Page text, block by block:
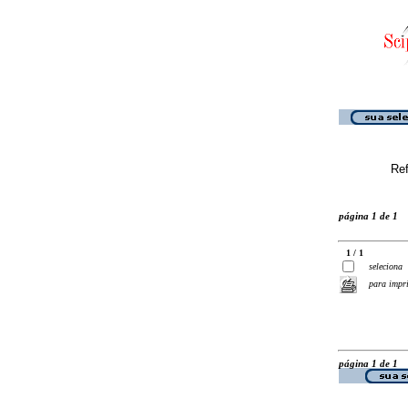
página 1 de 1
1 / 1
seleciona
para
página 1 de 1